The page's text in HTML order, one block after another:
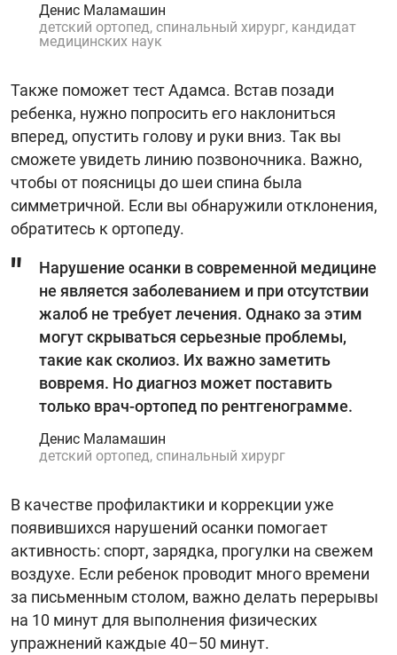
Денис Маламашин
детский ортопед, спинальный хирург, кандидат
медицинских наук
Также поможет тест Адамса. Встав позади
ребенка, нужно попросить его наклониться
вперед, опустить голову и руки вниз. Так вы
сможете увидеть линию позвоночника. Важно,
чтобы от поясницы до шеи спина была
симметричной. Если вы обнаружили отклонения,
обратитесь к ортопеду.
Нарушение осанки в современной медицине
не является заболеванием и при отсутствии
жалоб не требует лечения. Однако за этим
могут скрываться серьезные проблемы,
такие как сколиоз. Их важно заметить
вовремя. Но диагноз может поставить
только врач-ортопед по рентгенограмме.
Денис Маламашин
детский ортопед, спинальный хирург
В качестве профилактики и коррекции уже
появившихся нарушений осанки помогает
активность: спорт, зарядка, прогулки на свежем
воздухе. Если ребенок проводит много времени
за письменным столом, важно делать перерывы
на 10 минут для выполнения физических
упражнений каждые 40–50 минут.